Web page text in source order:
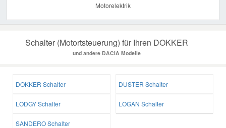
Motorelektrik
Schalter (Motortsteuerung) für Ihren DOKKER
und andere DACIA Modelle
DOKKER Schalter DUSTER Schalter
LODGY Schalter LOGAN Schalter
SANDERO Schalter